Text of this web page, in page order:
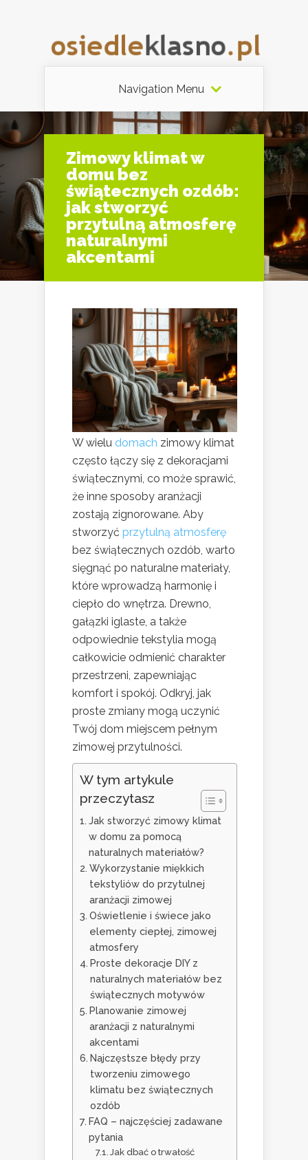
Navigation Menu
Zimowy klimat w
domu bez
świątecznych ozdób:
jak stworzyć
przytulną atmosferę
naturalnymi
akcentami
W wielu domach zimowy klimat
często łączy się z dekoracjami
świątecznymi, co może sprawić,
że inne sposoby aranżacji
zostają zignorowane. Aby
stworzyć przytulną atmosferę
bez świątecznych ozdób, warto
sięgnąć po naturalne materiały,
które wprowadzą harmonię i
ciepło do wnętrza. Drewno,
gałązki iglaste, a także
odpowiednie tekstylia mogą
całkowicie odmienić charakter
przestrzeni, zapewniając
komfort i spokój. Odkryj, jak
proste zmiany mogą uczynić
Twój dom miejscem pełnym
zimowej przytulności.
W tym artykule
przeczytasz
Jak stworzyć zimowy klimat
w domu za pomocą
naturalnych materiałów?
Wykorzystanie miękkich
tekstyliów do przytulnej
aranżacji zimowej
Oświetlenie i świece jako
elementy ciepłej, zimowej
atmosfery
Proste dekoracje DIY z
naturalnych materiałów bez
świątecznych motywów
Planowanie zimowej
aranżacji z naturalnymi
akcentami
Najczęstsze błędy przy
tworzeniu zimowego
klimatu bez świątecznych
ozdób
FAQ – najczęściej zadawane
pytania
Jak dbać o trwałość